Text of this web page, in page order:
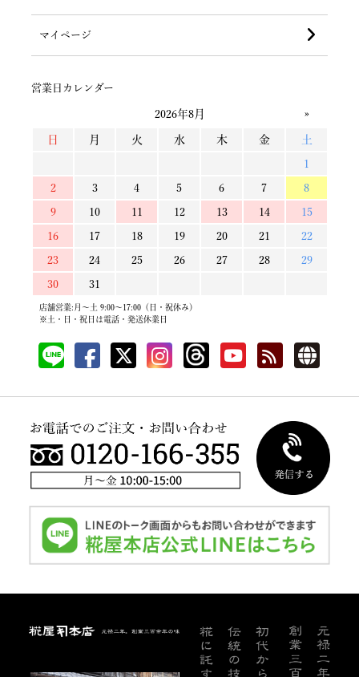
マイページ
営業日カレンダー
LINE facebook Twitter instagram threads YouTube 公式ブログ
糀屋本店